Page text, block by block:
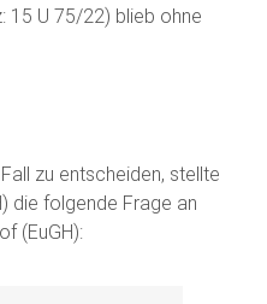
15 U 75/22) blieb ohne
zu entscheiden, stellte
die folgende Frage an
(EuGH):